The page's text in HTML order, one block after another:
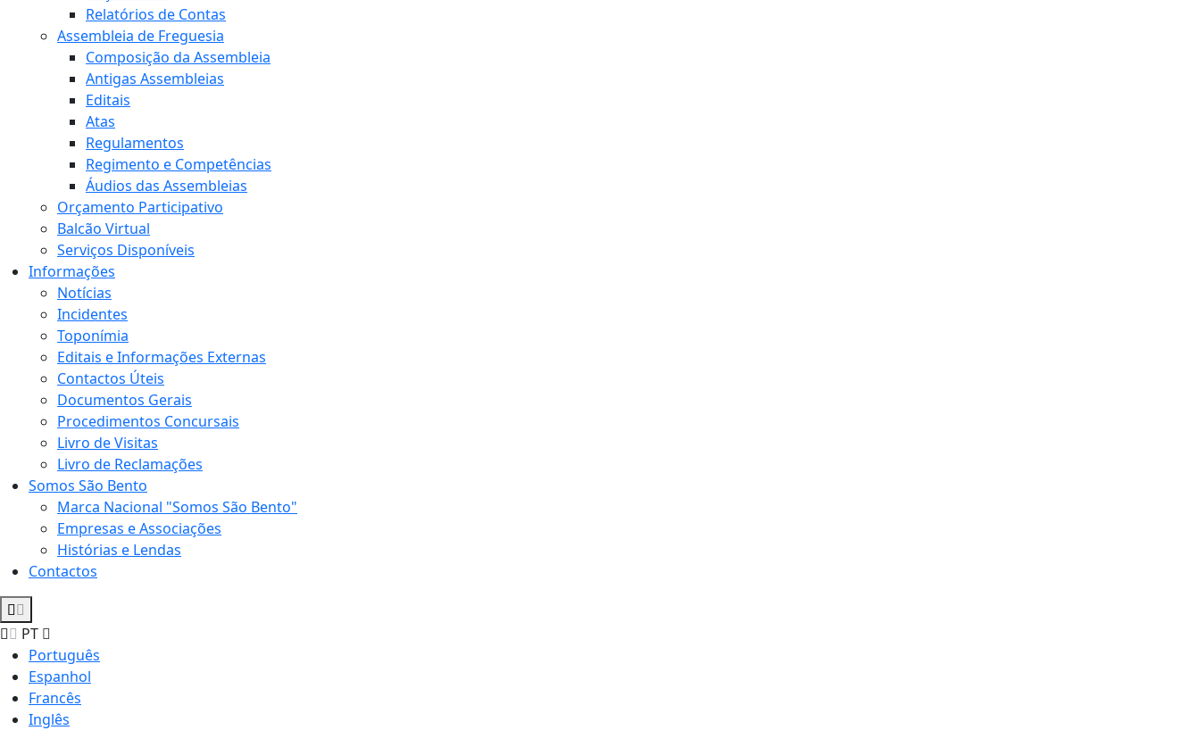
Relatórios de Contas
Assembleia de Freguesia
Composição da Assembleia
Antigas Assembleias
Editais
Atas
Regulamentos
Regimento e Competências
Áudios das Assembleias
Orçamento Participativo
Balcão Virtual
Serviços Disponíveis
Informações
Notícias
Incidentes
Toponímia
Editais e Informações Externas
Contactos Úteis
Documentos Gerais
Procedimentos Concursais
Livro de Visitas
Livro de Reclamações
Somos São Bento
Marca Nacional "Somos São Bento"
Empresas e Associações
Histórias e Lendas
Contactos
PT
Português
Espanhol
Francês
Inglês